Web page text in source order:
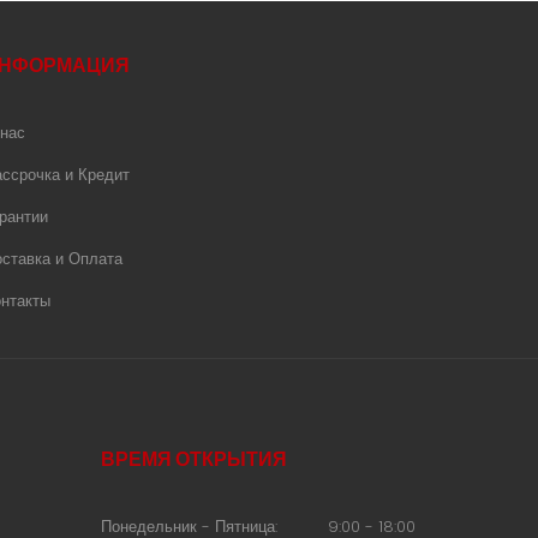
и Кредит
и Оплата
ВРЕМЯ ОТКРЫТИЯ
Понедельник - Пятница: 9:00 - 18:00